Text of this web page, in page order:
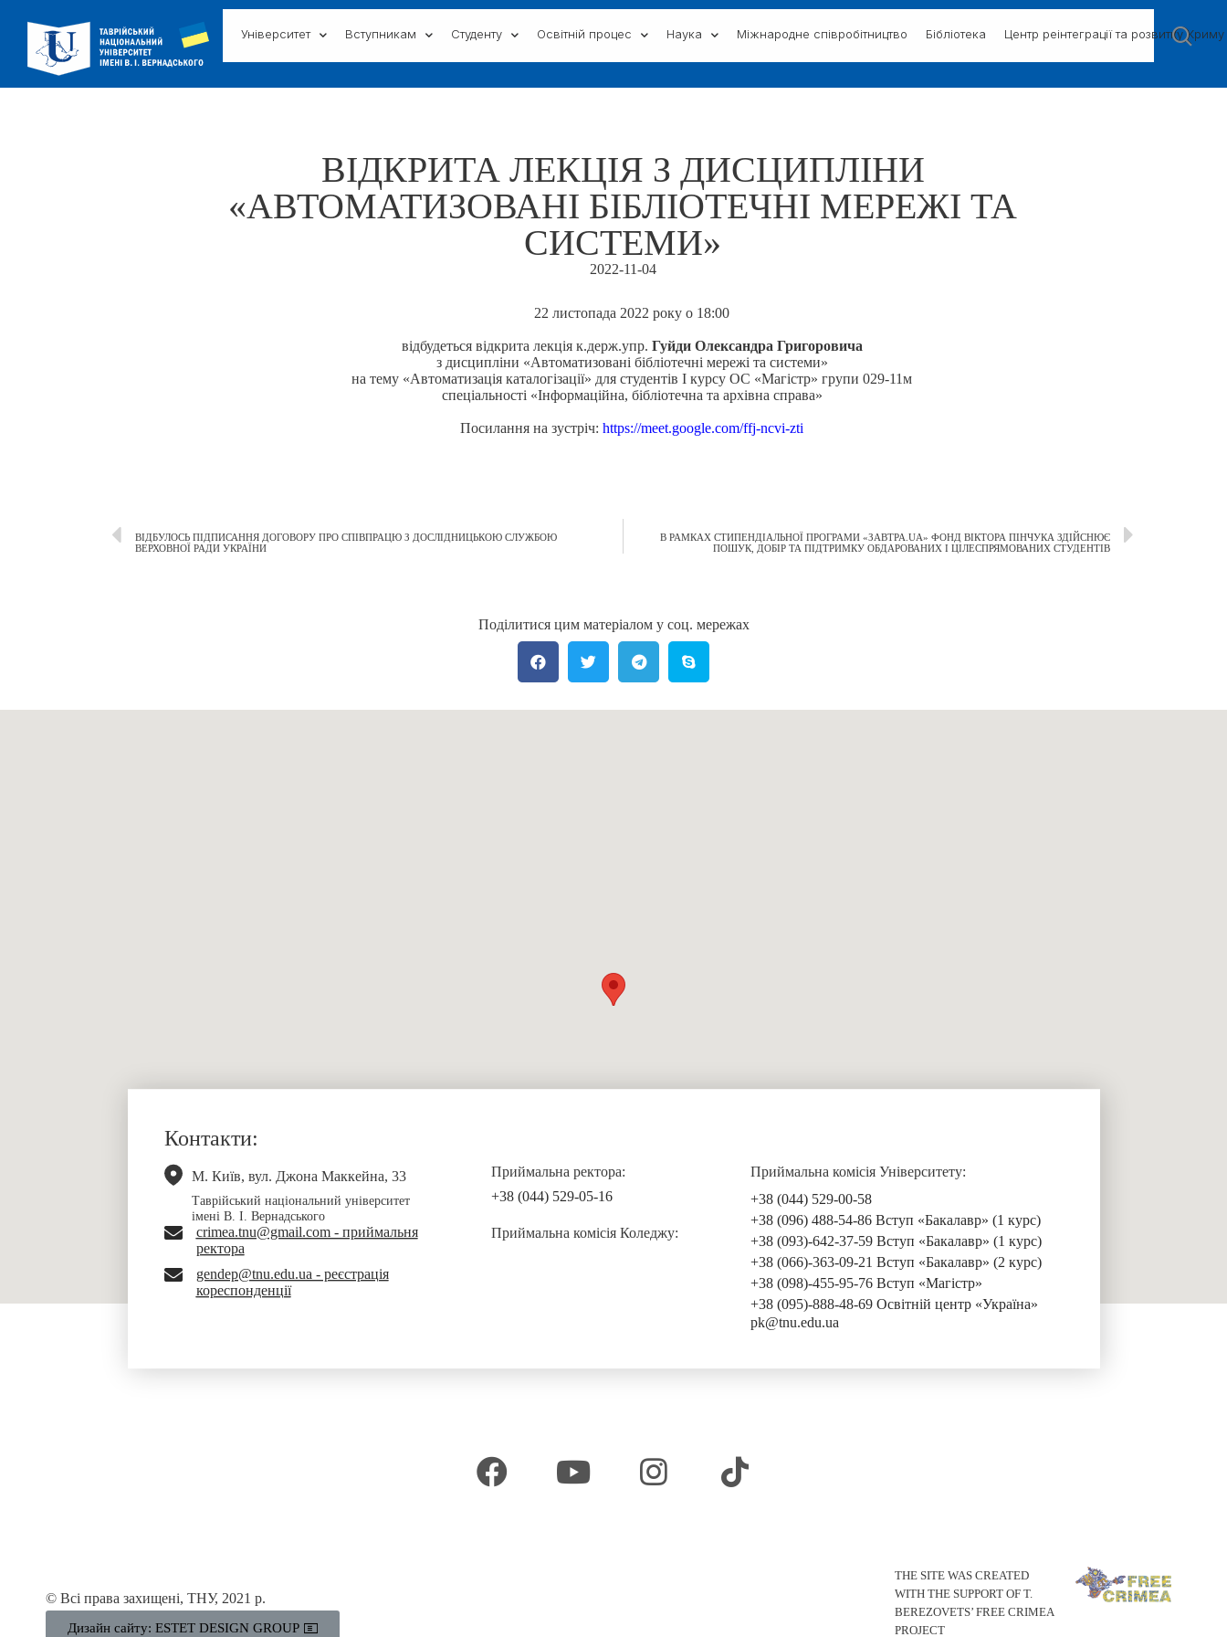
Університет Вступникам Студенту Освітній процес Наука Міжнародне співробітництво Бібліотека Центр реінтеграції та розвитку Криму
ВІДКРИТА ЛЕКЦІЯ З ДИСЦИПЛІНИ
«АВТОМАТИЗОВАНІ БІБЛІОТЕЧНІ МЕРЕЖІ ТА
СИСТЕМИ»
2022-11-04
22 листопада 2022 року о 18:00
відбудеться відкрита лекція к.держ.упр. Гуйди Олександра Григоровича
з дисципліни «Автоматизовані бібліотечні мережі та системи»
на тему «Автоматизація каталогізації» для студентів І курсу ОС «Магістр» групи 029-11м
спеціальності «Інформаційна, бібліотечна та архівна справа»
Посилання на зустріч: https://meet.google.com/ffj-ncvi-zti
ВІДБУЛОСЬ ПІДПИСАННЯ ДОГОВОРУ ПРО СПІВПРАЦЮ З ДОСЛІДНИЦЬКОЮ СЛУЖБОЮ
ВЕРХОВНОЇ РАДИ УКРАЇНИ
В РАМКАХ CТИПЕНДІАЛЬНОЇ ПРОГРАМИ «ЗАВТРА.UA» ФОНД ВІКТОРА ПІНЧУКА ЗДІЙСНЮЄ
ПОШУК, ДОБІР ТА ПІДТРИМКУ ОБДАРОВАНИХ І ЦІЛЕСПРЯМОВАНИХ СТУДЕНТІВ
Поділитися цим матеріалом у соц. мережах
Контакти:
М. Київ, вул. Джона Маккейна, 33
Таврійський національний університет
імені В. І. Вернадського
crimea.tnu@gmail.com - приймальня
ректора
gendep@tnu.edu.ua - реєстрація
кореспонденції
Приймальна ректора:
+38 (044) 529-05-16
Приймальна комісія Коледжу:
Приймальна комісія Університету:
+38 (044) 529-00-58
+38 (096) 488-54-86 Вступ «Бакалавр» (1 курс)
+38 (093)-642-37-59 Вступ «Бакалавр» (1 курс)
+38 (066)-363-09-21 Вступ «Бакалавр» (2 курс)
+38 (098)-455-95-76 Вступ «Магістр»
+38 (095)-888-48-69 Освітній центр «Україна»
pk@tnu.edu.ua
© Всі права захищені, ТНУ, 2021 р.
Дизайн сайту: ESTET DESIGN GROUP
THE SITE WAS CREATED
WITH THE SUPPORT OF T.
BEREZOVETS’ FREE CRIMEA
PROJECT